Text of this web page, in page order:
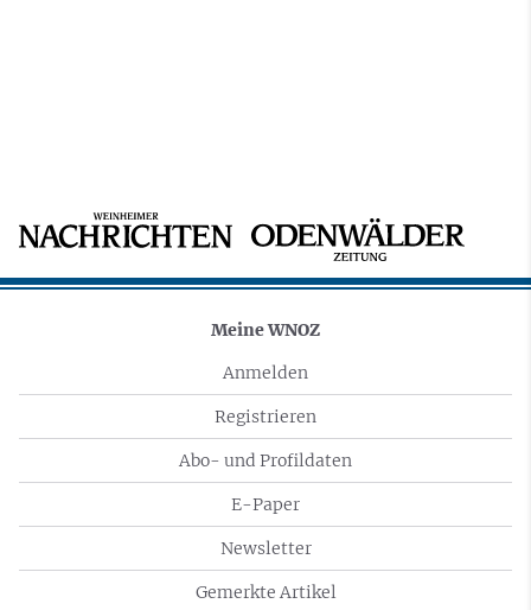
Meine WNOZ
Anmelden
Registrieren
Abo- und Profildaten
E-Paper
Newsletter
Gemerkte Artikel